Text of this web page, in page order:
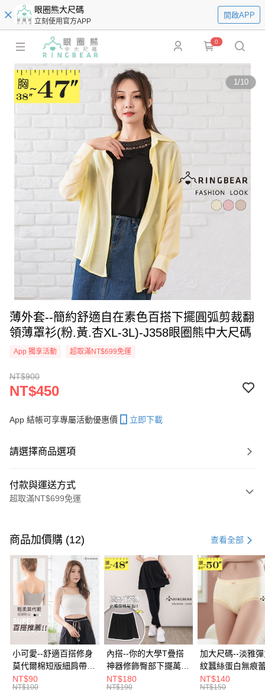
眼圈熊大尺碼
立刻使用官方APP
開啟APP
0
1/10
薄外套--簡約舒適自在素色百搭下擺圓弧剪裁翻
領薄罩衫(粉.黃.杏XL-3L)-J358眼圈熊中大尺碼
App 獨享活動 超取滿NT$699免運
NT$900
NT$450
App 結帳可享專屬活動優惠價 立即下載
請選擇商品選項
付款與運送方式
超取滿NT$699免運
信用卡一次付款
超商取貨付款
LINE Pay
Apple Pay
街口支付
悠遊付
Google Pay
全盈+PAY
商品加價購 (12) 查看全部
小可愛--舒適百搭修身
莫代爾棉短版細肩帶素
色背心(白.黑.灰L-2L)-
U582眼圈熊中大尺碼
NT$90
NT$100
內搭--你的大學T疊搭
神器修飾臀部下擺萬用
內搭裙/遮臀裙(黑2L-
6L)-Q155眼圈熊中大
NT$180
NT$190
加大尺碼--淡雅
紋蠶絲蛋白無痕
角內褲(白.粉.藍.
3L)-L28眼圈熊中
NT$140
NT$150